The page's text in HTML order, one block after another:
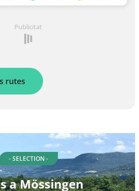
Publicitat
rutes
- SELECTION -
a Mössingen